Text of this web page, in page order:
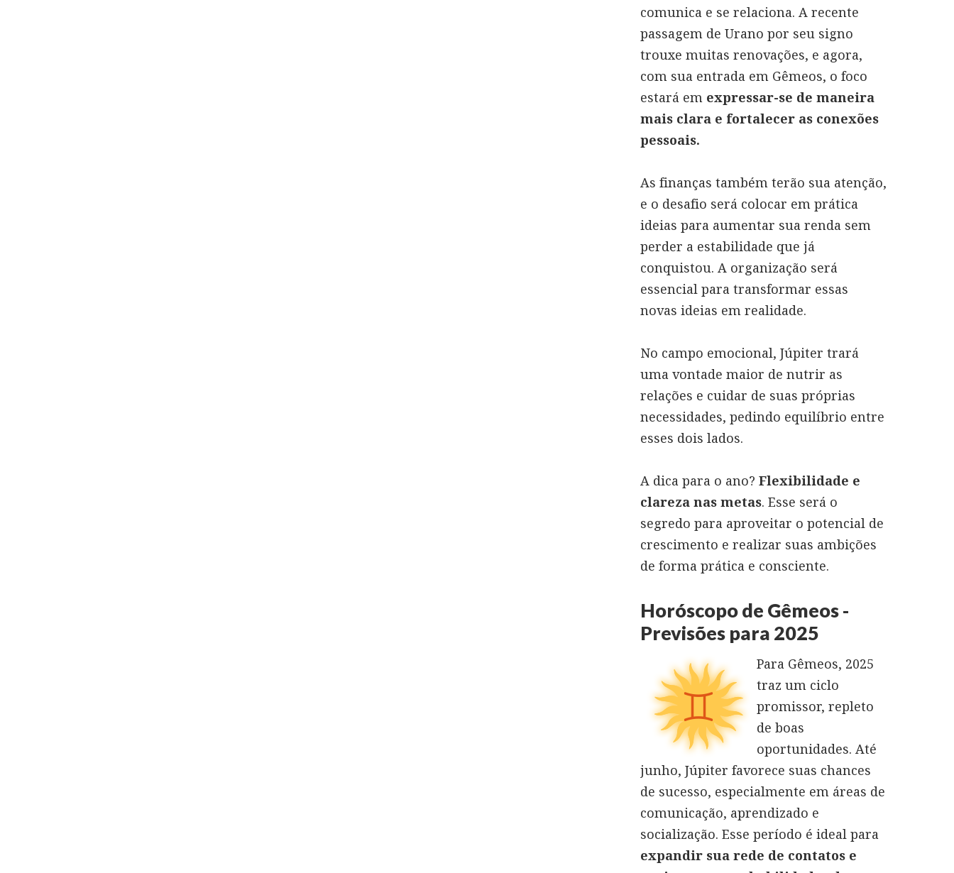
comunica e se relaciona. A recente
passagem de Urano por seu signo
trouxe muitas renovações, e agora,
com sua entrada em Gêmeos, o foco
estará em expressar-se de maneira
mais clara e fortalecer as conexões
pessoais.
As finanças também terão sua atenção,
e o desafio será colocar em prática
ideias para aumentar sua renda sem
perder a estabilidade que já
conquistou. A organização será
essencial para transformar essas
novas ideias em realidade.
No campo emocional, Júpiter trará
uma vontade maior de nutrir as
relações e cuidar de suas próprias
necessidades, pedindo equilíbrio entre
esses dois lados.
A dica para o ano? Flexibilidade e
clareza nas metas. Esse será o
segredo para aproveitar o potencial de
crescimento e realizar suas ambições
de forma prática e consciente.
Horóscopo de Gêmeos -
Previsões para 2025
Para Gêmeos, 2025
traz um ciclo
promissor, repleto
de boas
oportunidades. Até
junho, Júpiter favorece suas chances
de sucesso, especialmente em áreas de
comunicação, aprendizado e
socialização. Esse período é ideal para
expandir sua rede de contatos e